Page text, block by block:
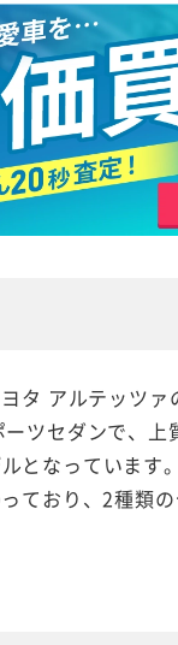
タ アルテッツ
ツセダンで、
となっています。
ており、2種類